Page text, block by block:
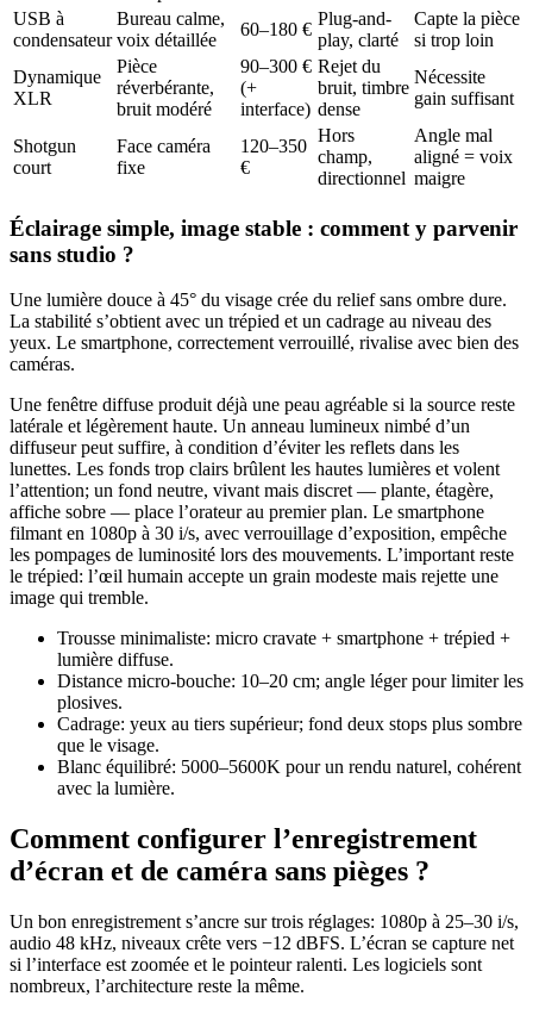
USB à
condensateur
Bureau calme,
voix détaillée
60–180 €
Plug-and-
play, clarté
Capte la pièce
si trop loin
Dynamique
XLR
Pièce
réverbérante,
bruit modéré
90–300 €
(+
interface)
Rejet du
bruit, timbre
dense
Nécessite
gain suffisant
Shotgun
court
Face caméra
fixe
120–350
€
Hors
champ,
directionnel
Angle mal
aligné = voix
maigre
Éclairage simple, image stable : comment y parvenir
sans studio ?
Une lumière douce à 45° du visage crée du relief sans ombre dure.
La stabilité s’obtient avec un trépied et un cadrage au niveau des
yeux. Le smartphone, correctement verrouillé, rivalise avec bien des
caméras.
Une fenêtre diffuse produit déjà une peau agréable si la source reste
latérale et légèrement haute. Un anneau lumineux nimbé d’un
diffuseur peut suffire, à condition d’éviter les reflets dans les
lunettes. Les fonds trop clairs brûlent les hautes lumières et volent
l’attention; un fond neutre, vivant mais discret — plante, étagère,
affiche sobre — place l’orateur au premier plan. Le smartphone
filmant en 1080p à 30 i/s, avec verrouillage d’exposition, empêche
les pompages de luminosité lors des mouvements. L’important reste
le trépied: l’œil humain accepte un grain modeste mais rejette une
image qui tremble.
Trousse minimaliste: micro cravate + smartphone + trépied +
lumière diffuse.
Distance micro-bouche: 10–20 cm; angle léger pour limiter les
plosives.
Cadrage: yeux au tiers supérieur; fond deux stops plus sombre
que le visage.
Blanc équilibré: 5000–5600K pour un rendu naturel, cohérent
avec la lumière.
Comment configurer l’enregistrement
d’écran et de caméra sans pièges ?
Un bon enregistrement s’ancre sur trois réglages: 1080p à 25–30 i/s,
audio 48 kHz, niveaux crête vers −12 dBFS. L’écran se capture net
si l’interface est zoomée et le pointeur ralenti. Les logiciels sont
nombreux, l’architecture reste la même.